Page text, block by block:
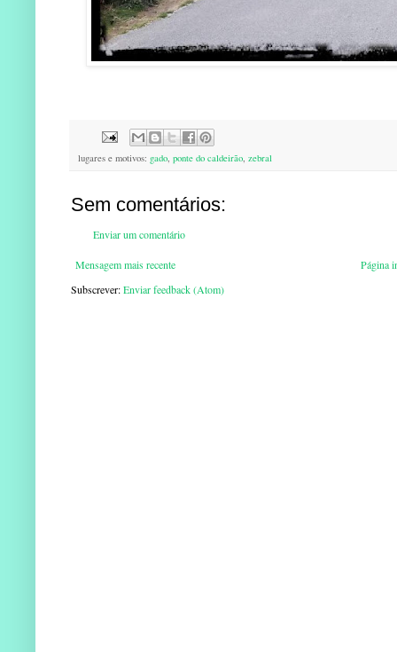
lugares e motivos: gado, ponte do caldeirão, zebral
Sem comentários:
Enviar um comentário
Mensagem mais recente
Página
Subscrever:Enviar feedback (Atom)